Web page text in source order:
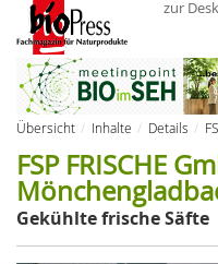
zur
Übersicht Inhalte Details
FSP FRISCHE
Gekühlte frische Säfte